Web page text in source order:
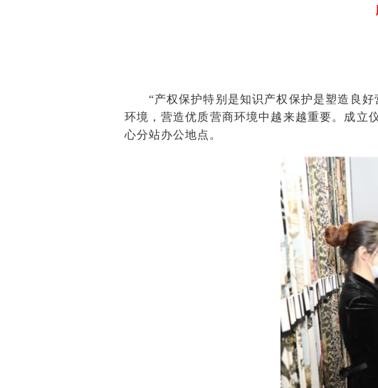
“产权保护特别是知识产权保护是塑造良
环境，营造优质营商环境中越来越重要。成立
心分站办公地点。